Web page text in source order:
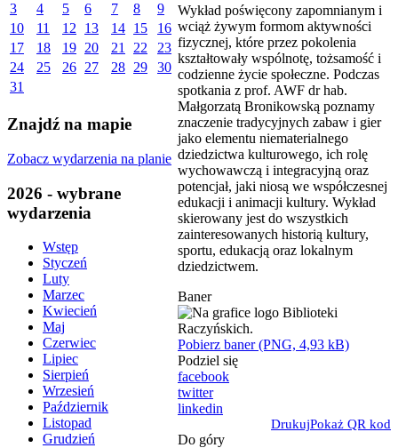
3
4 5 6 7 8
9
10
11 12 13 14 15
16
17
18 19 20 21 22
23
24
25 26 27 28 29
30
31
Znajdź na mapie
Zobacz wydarzenia na planie
2026 - wybrane
wydarzenia
Wstęp
Styczeń
Luty
Marzec
Kwiecień
Maj
Czerwiec
Lipiec
Sierpień
Wrzesień
Październik
Listopad
Grudzień
Wykład poświęcony zapomnianym i
wciąż żywym formom aktywności
fizycznej, które przez pokolenia
kształtowały wspólnotę, tożsamość i
codzienne życie społeczne. Podczas
spotkania z prof. AWF dr hab.
Małgorzatą Bronikowską poznamy
znaczenie tradycyjnych zabaw i gier
jako elementu niematerialnego
dziedzictwa kulturowego, ich rolę
wychowawczą i integracyjną oraz
potencjał, jaki niosą we współczesnej
edukacji i animacji kultury. Wykład
skierowany jest do wszystkich
zainteresowanych historią kultury,
sportu, edukacją oraz lokalnym
dziedzictwem.
Baner
Pobierz baner (PNG, 4,93 kB)
Podziel się
facebook
twitter
linkedin
DrukujPokaż QR kod
Do góry